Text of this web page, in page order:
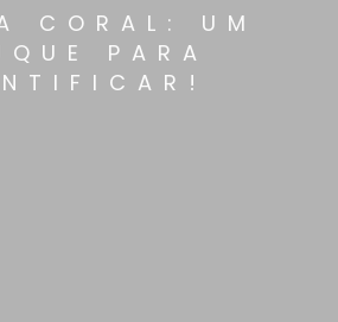
CORAL: UM
PARA